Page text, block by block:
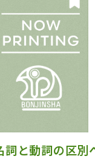
と動詞の区別